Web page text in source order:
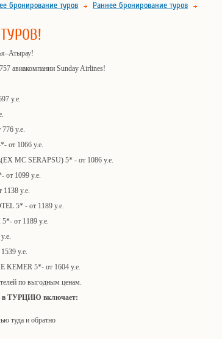
бронирование туров
Раннее бронирование туров
авиакомпании Sunday Airlines!
у.е.
у.е.
от 1066 у.е.
MC SERAPSU) 5* - от 1086 у.е.
от 1099 у.е.
у.е.
5* - от 1189 у.е.
от 1189 у.е.
у.е.
KEMER 5*- от 1604 у.е.
по выгодным ценам.
в ТУРЦИЮ включает:
туда и обратно